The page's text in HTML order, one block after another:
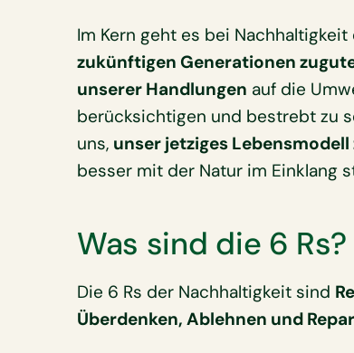
Im Kern geht es bei
zukünftigen Generationen
unserer Handlungen auf die
berücksichtigen und bestrebt zu
uns, unser jetziges
besser mit der Natur im Einklang
Was sind die 6 Rs?
Die 6 Rs der Nachhaltigkeit sind
Überdenken, Ablehnen und